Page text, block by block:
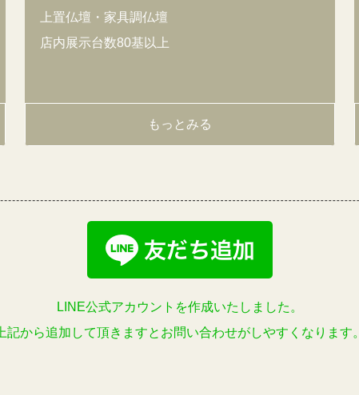
上置仏壇・家具調仏壇
店内展示台数80基以上
もっとみる
LINE公式アカウントを作成いたしました。
上記から追加して頂きますとお問い合わせがしやすくなります。